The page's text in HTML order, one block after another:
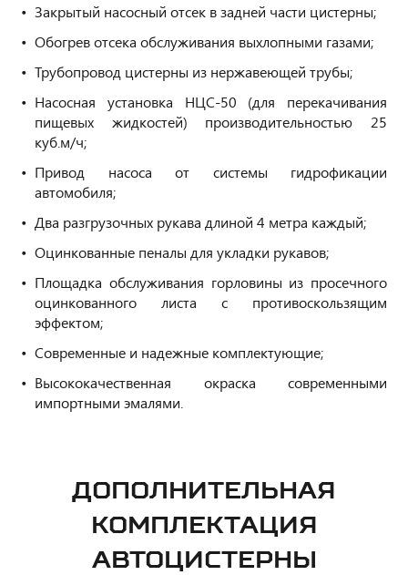
Закрытый насосный отсек в задней части цистерны;
Обогрев отсека обслуживания выхлопными газами;
Трубопровод цистерны из нержавеющей трубы;
Насосная установка НЦС-50 (для перекачивания
пищевых жидкостей) производительностью 25
куб.м/ч;
Привод насоса от системы гидрофикации
автомобиля;
Два разгрузочных рукава длиной 4 метра каждый;
Оцинкованные пеналы для укладки рукавов;
Площадка обслуживания горловины из просечного
оцинкованного листа с противоскользящим
эффектом;
Современные и надежные комплектующие;
Высококачественная окраска современными
импортными эмалями.
ДОПОЛНИТЕЛЬНАЯ
КОМПЛЕКТАЦИЯ
АВТОЦИСТЕРНЫ